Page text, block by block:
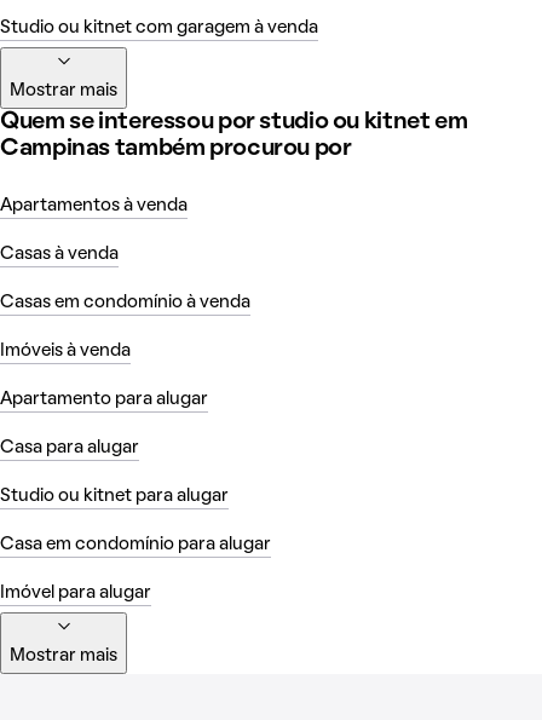
Studio ou kitnet com garagem à venda
Mostrar mais
Quem se interessou por studio ou kitnet em
Campinas também procurou por
Apartamentos à venda
Casas à venda
Casas em condomínio à venda
Imóveis à venda
Apartamento para alugar
Casa para alugar
Studio ou kitnet para alugar
Casa em condomínio para alugar
Imóvel para alugar
Mostrar mais